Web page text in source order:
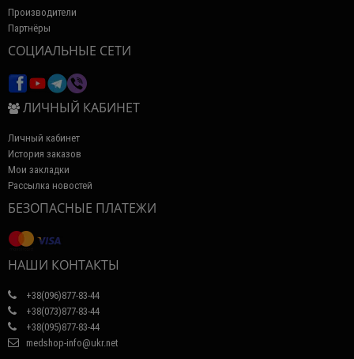
Производители
Партнёры
СОЦИАЛЬНЫЕ СЕТИ
ЛИЧНЫЙ КАБИНЕТ
Личный кабинет
История заказов
Мои закладки
Рассылка новостей
БЕЗОПАСНЫЕ ПЛАТЕЖИ
НАШИ КОНТАКТЫ
+38(096)877-83-44
+38(073)877-83-44
+38(095)877-83-44
medshop-info@ukr.net